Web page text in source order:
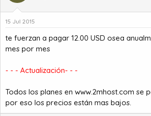
15 Jul 2015
te fuerzan a pagar 12.00 USD osea
mes por mes
- - - Actualización- - -
Todos los planes en www.2mhost.com se
por eso los precios están mas bajos.